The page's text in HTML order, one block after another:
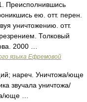
Преисполнившись
ею. отт. перен.
уничтожению. отт.
Толковый
2000 …
языка Ефремовой
нареч. Уничтожа/юще
звучала уничтожа/
юще …